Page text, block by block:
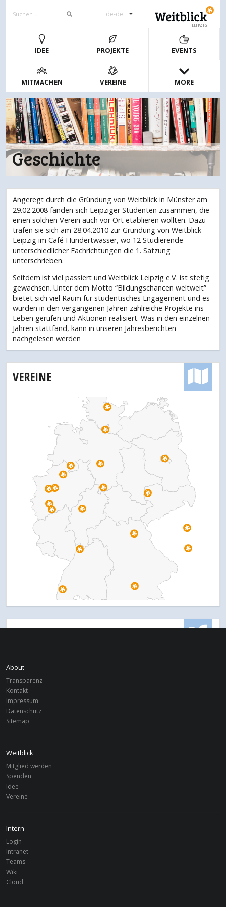
de-de
LEIPZIG
IDEE PROJEKTE EVENTS
MITMACHEN VEREINE MORE
Geschichte
Angeregt durch die Gründung von Weitblick in Münster am
29.02.2008 fanden sich Leipziger Studenten zusammen, die
einen solchen Verein auch vor Ort etablieren wollten. Dazu
trafen sie sich am 28.04.2010 zur Gründung von Weitblick
Leipzig im Café Hundertwasser, wo 12 Studierende
unterschiedlicher Fachrichtungen die 1. Satzung
unterschrieben.
Seitdem ist viel passiert und Weitblick Leipzig e.V. ist stetig
gewachsen. Unter dem Motto “Bildungschancen weltweit”
bietet sich viel Raum für studentisches Engagement und es
wurden in den vergangenen Jahren zahlreiche Projekte ins
Leben gerufen und Aktionen realisiert. Was in den einzelnen
Jahren stattfand, kann in unseren Jahresberichten
nachgelesen werden
VEREINE
PROJEKTE
About
Transparenz
Kontakt
Impressum
Datenschutz
Sitemap
Weitblick
Mitglied werden
Spenden
Idee
Vereine
Intern
Login
Intranet
Teams
Wiki
Cloud